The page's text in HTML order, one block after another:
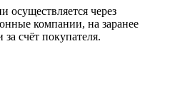
осуществляется через
компании, на заранее
счёт покупателя.